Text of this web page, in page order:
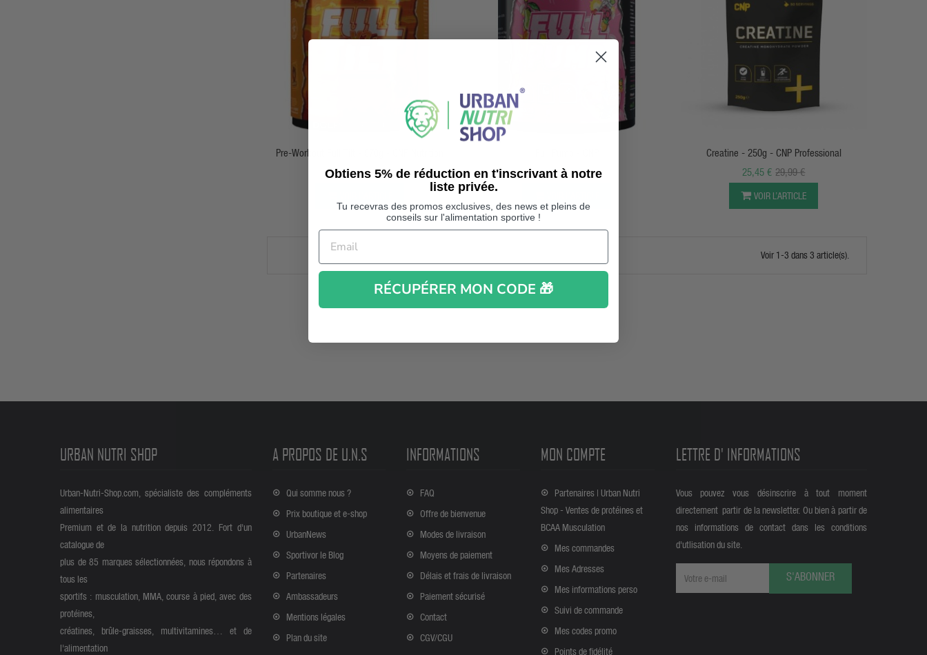
Pre-Workout Full Tilt - 570g - CNP Nutrition
42,90 €
35,38 €
39,90 €
Creatine - 250g - CNP Professional
29,99 €
25,45 €
VOIR L’ARTICLE
Voir 1-3 dans 3 article(s).
URBAN NUTRI SHOP
Urban-Nutri-Shop.com, spécialiste des compléments
alimentaires
Premium et de la nutrition depuis 2012. Fort d'un
catalogue de
plus de 85 marques sélectionnées, nous répondons à
tous les
sportifs : musculation, MMA, course à pied, avec des
protéines,
créatines, brûle-graisses, multivitamines… et de
l'alimentation
A PROPOS DE U.N.S
Qui somme nous ?
Prix boutique et e-shop
UrbanNews
Sportivor le Blog
Partenaires
Ambassadeurs
Mentions légales
Plan du site
INFORMATIONS
FAQ
Offre de bienvenue
Modes de livraison
Moyens de paiement
Délais et frais de livraison
Paiement sécurisé
Contact
CGV/CGU
MON COMPTE
Partenaires | Urban Nutri
Shop - Ventes de protéines et
BCAA Musculation
Mes commandes
Mes Adresses
Mes informations perso
Suivi de commande
Mes codes promo
Points de fidélité
LETTRE D' INFORMATIONS
Vous pouvez vous désinscrire à tout moment
directement partir de la newsletter. Ou bien à partir de
nos informations de contact dans les conditions
d'utlisation du site.
S'ABONNER
Obtiens 5% de réduction en t'inscrivant à notre
liste privée.
Tu recevras des promos exclusives, des news et pleins de
conseils sur l'alimentation sportive !
RÉCUPÉRER MON CODE 🎁